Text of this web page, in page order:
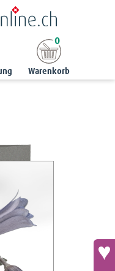
Warenkorb
0
Windröschen